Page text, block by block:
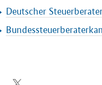
Deutscher